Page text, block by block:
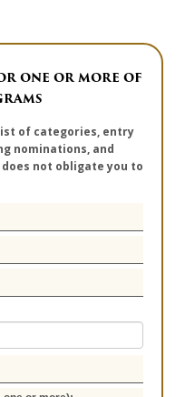
ONE OR MORE OF
of categories, entry
nominations, and
not obligate you to